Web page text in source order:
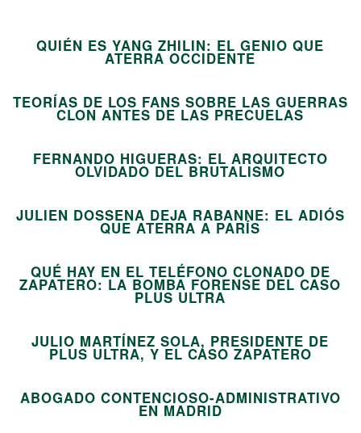
QUIÉN ES YANG ZHILIN: EL GENIO QUE
ATERRA OCCIDENTE
TEORÍAS DE LOS FANS SOBRE LAS GUERRAS
CLON ANTES DE LAS PRECUELAS
FERNANDO HIGUERAS: EL ARQUITECTO
OLVIDADO DEL BRUTALISMO
JULIEN DOSSENA DEJA RABANNE: EL ADIÓS
QUE ATERRA A PARÍS
QUÉ HAY EN EL TELÉFONO CLONADO DE
ZAPATERO: LA BOMBA FORENSE DEL CASO
PLUS ULTRA
JULIO MARTÍNEZ SOLA, PRESIDENTE DE
PLUS ULTRA, Y EL CASO ZAPATERO07
ABOGADO CONTENCIOSO-ADMINISTRATIVO
EN MADRID